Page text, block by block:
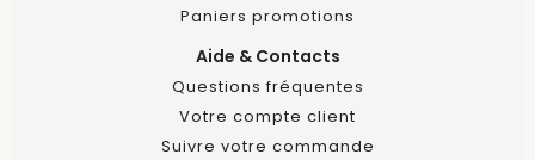
Paniers promotions
Aide & Contacts
Questions fréquentes
Votre compte client
Suivre votre commande